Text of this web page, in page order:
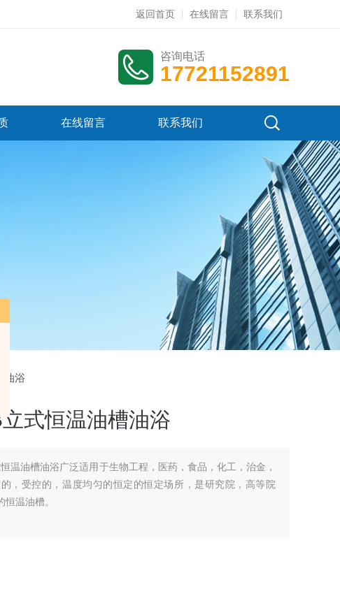
返回首页 在线留言 联系我们
咨询电话
17721152891
在线留言 联系我们
油浴
式恒温油槽油浴
温油槽油浴广泛适用于生物工程，医药，食品，化工，治金，
，受控的，温度均匀的恒定的恒定场所，是研究院，高等院
温油槽。